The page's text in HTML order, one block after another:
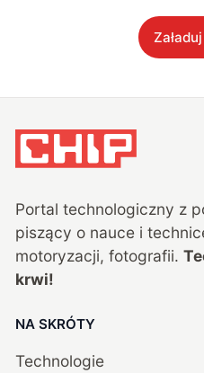
Portal technologiczny z
piszący o nauce i
motoryzacji, fotografii.
krwi!
NA SKRÓTY
Technologie